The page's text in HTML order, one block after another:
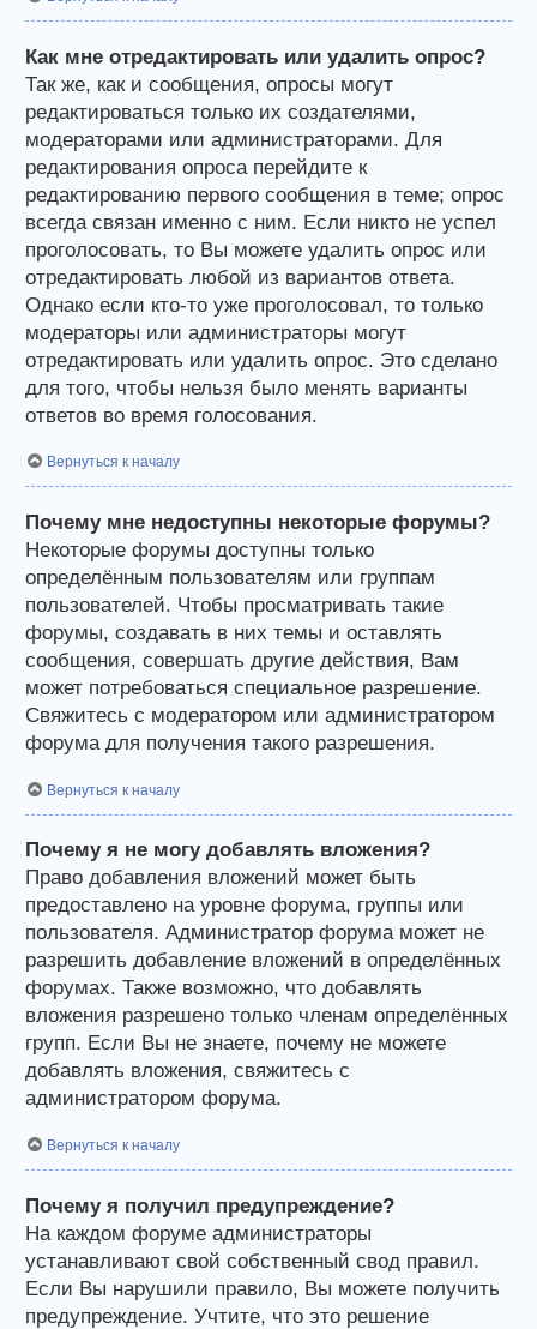
Как мне отредактировать или удалить опрос?
Так же, как и сообщения, опросы могут
редактироваться только их создателями,
модераторами или администраторами. Для
редактирования опроса перейдите к
редактированию первого сообщения в теме; опрос
всегда связан именно с ним. Если никто не успел
проголосовать, то Вы можете удалить опрос или
отредактировать любой из вариантов ответа.
Однако если кто-то уже проголосовал, то только
модераторы или администраторы могут
отредактировать или удалить опрос. Это сделано
для того, чтобы нельзя было менять варианты
ответов во время голосования.
Вернуться к началу
Почему мне недоступны некоторые форумы?
Некоторые форумы доступны только
определённым пользователям или группам
пользователей. Чтобы просматривать такие
форумы, создавать в них темы и оставлять
сообщения, совершать другие действия, Вам
может потребоваться специальное разрешение.
Свяжитесь с модератором или администратором
форума для получения такого разрешения.
Вернуться к началу
Почему я не могу добавлять вложения?
Право добавления вложений может быть
предоставлено на уровне форума, группы или
пользователя. Администратор форума может не
разрешить добавление вложений в определённых
форумах. Также возможно, что добавлять
вложения разрешено только членам определённых
групп. Если Вы не знаете, почему не можете
добавлять вложения, свяжитесь с
администратором форума.
Вернуться к началу
Почему я получил предупреждение?
На каждом форуме администраторы
устанавливают свой собственный свод правил.
Если Вы нарушили правило, Вы можете получить
предупреждение. Учтите, что это решение